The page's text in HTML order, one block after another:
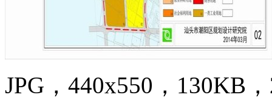
JPG，440x550，130KB